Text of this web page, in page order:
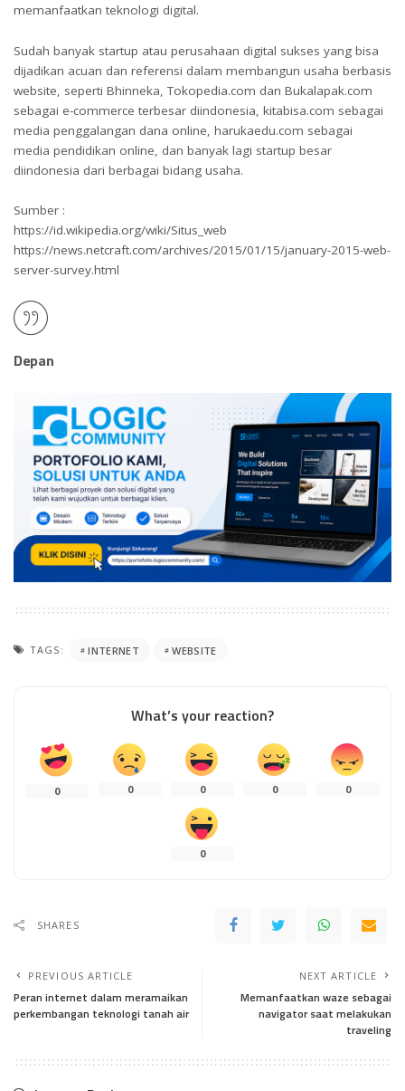
memanfaatkan teknologi digital.
Sudah banyak startup atau perusahaan digital sukses yang bisa
dijadikan acuan dan referensi dalam membangun usaha berbasis
website, seperti Bhinneka, Tokopedia.com dan Bukalapak.com
sebagai e-commerce terbesar diindonesia, kitabisa.com sebagai
media penggalangan dana online, harukaedu.com sebagai
media pendidikan online, dan banyak lagi startup besar
diindonesia dari berbagai bidang usaha.
Sumber :
https://id.wikipedia.org/wiki/Situs_web
https://news.netcraft.com/archives/2015/01/15/january-2015-web-
server-survey.html
Depan
TAGS: INTERNET WEBSITE
What’s your reaction?
0 0 0 0 0
0
SHARES
PREVIOUS ARTICLE
Peran internet dalam meramaikan
perkembangan teknologi tanah air
NEXT ARTICLE
Memanfaatkan waze sebagai
navigator saat melakukan
traveling